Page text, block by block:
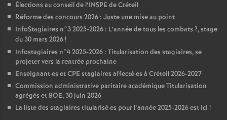
Élections au conseil de l’INSPE de Créteil
Réforme des concours 2026 : Juste une mise au point
InfoStagiaires n°3 2025-2026 : L’année de tous les combats ?, stage
du 30 mars 2026!
Infostagiaires n°4 2025-2026 : Titularisation des stagiaires, se
projeter vers la rentrée prochaine
Enseignant·es etCPE stagiaires affecté·es à Créteil 2026-2027
Commission administrative paritaire académique Titularisation
agrégés et BOE, 30 juin 2026
La liste des stagiaires titularisé·es pour l’année 2025-2026 est ici !